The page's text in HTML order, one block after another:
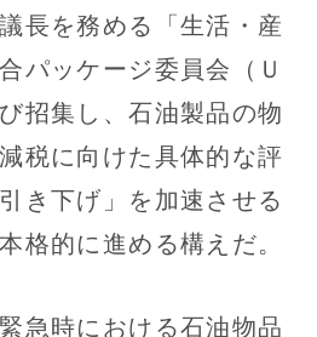
長を務める「生活・産
パッケージ委員会（Ｕ
招集し、石油製品の物
税に向けた具体的な評
き下げ」を加速させる
格的に進める構えだ。
急時における石油物品